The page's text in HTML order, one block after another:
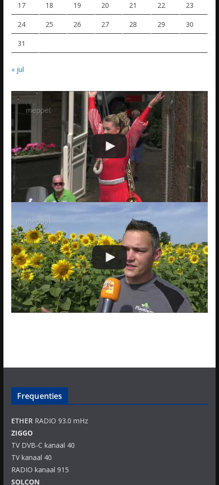
17 18 19 20 21 22 23
24 25 26 27 28 29 30
31
« jul
Frequenties
ETHERRADIO 93.0 mHz
ZIGGO
TV DVB-C kanaal 40
TV kanaal 40
RADIO kanaal 915
SOLCON